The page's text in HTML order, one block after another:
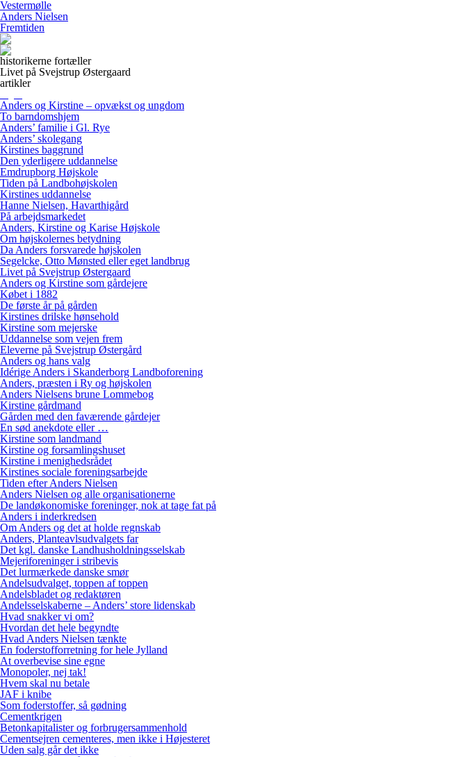
Vestermølle
Anders Nielsen
Fremtiden
historikerne fortæller
Livet på Svejstrup Østergaard
artikler
Anders og Kirstine – opvækst og ungdom
To barndomshjem
Anders’ familie i Gl. Rye
Anders’ skolegang
Kirstines baggrund
Den yderligere uddannelse
Emdrupborg Højskole
Tiden på Landbohøjskolen
Kirstines uddannelse
Hanne Nielsen, Havarthigård
På arbejdsmarkedet
Anders, Kirstine og Karise Højskole
Om højskolernes betydning
Da Anders forsvarede højskolen
Segelcke, Otto Mønsted eller eget landbrug
Livet på Svejstrup Østergaard
Anders og Kirstine som gårdejere
Købet i 1882
De første år på gården
Kirstines drilske hønsehold
Kirstine som mejerske
Uddannelse som vejen frem
Eleverne på Svejstrup Østergård
Anders og hans valg
Idérige Anders i Skanderborg Landboforening
Anders, præsten i Ry og højskolen
Anders Nielsens brune Lommebog
Kirstine gårdmand
Gården med den faværende gårdejer
En sød anekdote eller …
Kirstine som landmand
Kirstine og forsamlingshuset
Kirstine i menighedsrådet
Kirstines sociale foreningsarbejde
Tiden efter Anders Nielsen
Anders Nielsen og alle organisationerne
De landøkonomiske foreninger, nok at tage fat på
Anders i inderkredsen
Om Anders og det at holde regnskab
Anders, Planteavlsudvalgets far
Det kgl. danske Landhusholdningsselskab
Mejeriforeninger i stribevis
Det lurmærkede danske smør
Andelsudvalget, toppen af toppen
Andelsbladet og redaktøren
Andelsselskaberne – Anders’ store lidenskab
Hvad snakker vi om?
Hvordan det hele begyndte
Hvad Anders Nielsen tænkte
En foderstofforretning for hele Jylland
At overbevise sine egne
Monopoler, nej tak!
Hvem skal nu betale
JAF i knibe
Som foderstoffer, så gødning
Cementkrigen
Betonkapitalister og forbrugersammenhold
Cementsejren cementeres, men ikke i Højesteret
Uden salg går det ikke